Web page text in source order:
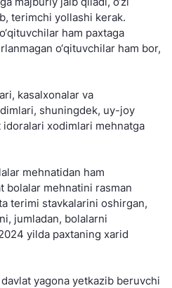
terimchi yollashi kerak.
ham paxtaga
o‘qituvchilar ham bor,
kasalxonalar va
shuningdek, uy-joy
idoralari xodimlari mehnatga
mehnatidan ham
bolalar mehnatini rasman
terimi stavkalarini oshirgan,
jumladan, bolalarni
yilda paxtaning xarid
yagona yetkazib beruvchi